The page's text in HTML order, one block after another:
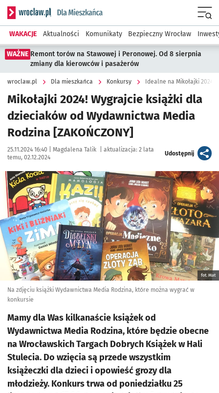
Serwis informacyjny wroclaw.pl podserwis: Dla mieszkańca
WAKACJE Aktualności Komunikaty Bezpieczny Wrocław
WAŻNE Remont torów na Stawowej i Peronowej. Od 8 sierpnia
zmiany dla kierowców i pasażerów
wroclaw.pl Dla mieszkańca Konkursy Idealne na Mikołajki 2024!
Mikołajki 2024! Wygrajcie książki dla
dzieciaków od Wydawnictwa Media
Rodzina [ZAKOŃCZONY]
Data publikacji:
25.11.2024 16:40 | Autor:
Magdalena Talik aktualizacja: 2 lata
temu, 02.12.2024
Udostępnijartykuł
Kliknij, aby powiększyć
fot. Mat
Na zdjęciu książki Wydawnictwa Media Rodzina, które można wygrać w
konkursie
Mamy dla Was kilkanaście książek od
Wydawnictwa Media Rodzina, które będzie obecne
na Wrocławskich Targach Dobrych Książek w Hali
Stulecia. Do wzięcia są przede wszystkim
książeczki dla dzieci i opowieść grozy dla
młodzieży. Konkurs trwa od poniedziałku 25